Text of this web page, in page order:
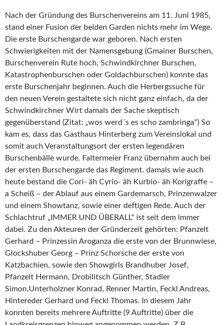
Nach der Gründung des Burschenvereins am 11. Juni 1985,
stand einer Fusion der beiden Garden nichts mehr im Wege.
Die erste Burschengarde war geboren. Nach ersten
Schwierigkeiten mit der Namensgebung (Gmainer Burschen,
Burschenverein Rute hoch, Schwindkirchner Burschen,
Katastrophenburschen oder Goldachburschen) konnte das
erste Burschenjahr beginnen. Auch die Herbergssuche für
den neuen Verein gestaltete sich nicht ganz einfach, da der
Schwindkirchner Wirt damals der Sache skeptisch
gegenüberstand (Zitat: „wos werd´s es scho zambringa“) So
kam es, dass das Gasthaus Hinterberg zum Vereinslokal und
somit auch Veranstaltungsort der ersten legendären
Burschenbälle wurde. Faltermeier Franz übernahm auch bei
der ersten Burschengarde das Regiment. damals wie auch
heute bestand die Cori- äh Cyrio- äh Kurbio- äh Korigraffe –
a Scheiß – der Ablauf aus einem Gardemarsch, Prinzenwalzer
und einem Showtanz, sowie einer deftigen Rede. Auch der
Schlachtruf „IMMER UND ÜBERALL“ ist seit dem immer
dabei. Zu den Akteuren der Gründerzeit gehörten: Pfanzelt
Gerhard – Prinzessin Aroganza die erste von der Brunnwiese,
Glockshuber Georg – Prinz Schorsche der erste von
Katzbachien, sowie den Showgirls Brandhuber Josef,
Pfanzelt Hermann, Drobilitsch Günther, Stadler
Simon,Unterholzner Konrad, Renner Martin, Feckl Andreas,
Hintereder Gerhard und Feckl Thomas. In diesem Jahr
konnten bereits mehrere Auftritte (9 Auftritte) über die